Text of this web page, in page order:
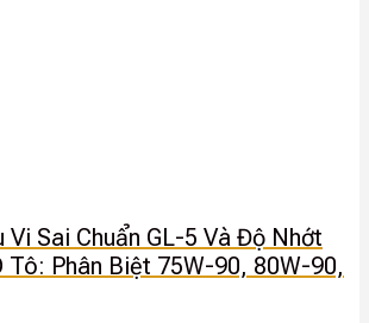
Vi Sai Chuẩn GL-5 Và Độ Nhớt
Tô: Phân Biệt 75W-90, 80W-90,